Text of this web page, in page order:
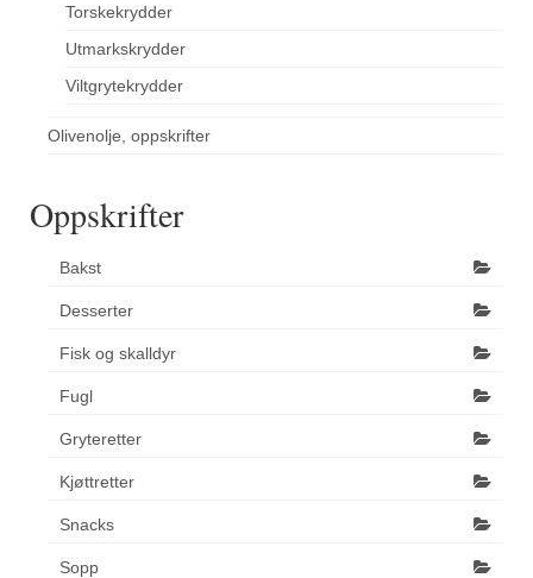
Torskekrydder
Utmarkskrydder
Viltgrytekrydder
Olivenolje, oppskrifter
Oppskrifter
Bakst
Desserter
Fisk og skalldyr
Fugl
Gryteretter
Kjøttretter
Snacks
Sopp